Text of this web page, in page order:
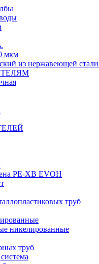
мкм
из нержавеющей
PE-XB EVOH
труб
никелированные
труб